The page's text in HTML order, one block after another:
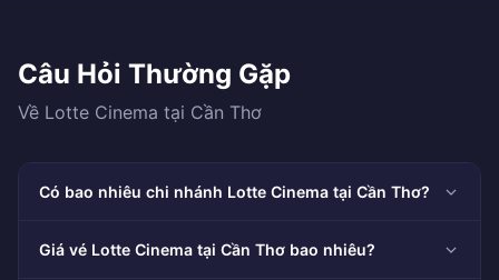
Câu Hỏi Thường Gặp
Về Lotte Cinema tại Cần Thơ
Có bao nhiêu chi nhánh Lotte Cinema tại Cần Thơ?
Giá vé Lotte Cinema tại Cần Thơ bao nhiêu?